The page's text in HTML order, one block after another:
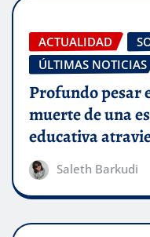
ACTUALIDAD
ÚLTIMAS NOTICIAS
Profundo pesar
muerte de una
educativa
Saleth Barkudi